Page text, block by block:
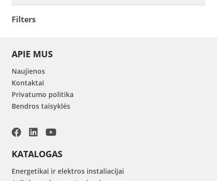
Filters
APIE MUS
Naujienos
Kontaktai
Privatumo politika
Bendros taisyklės
KATALOGAS
Energetikai ir elektros instaliacijai